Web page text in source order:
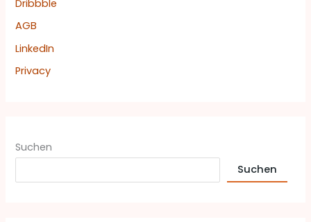
Dribbble
AGB
LinkedIn
Privacy
Suchen
Suchen